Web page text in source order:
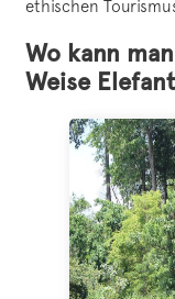
ethischen
Wo kann
Weise